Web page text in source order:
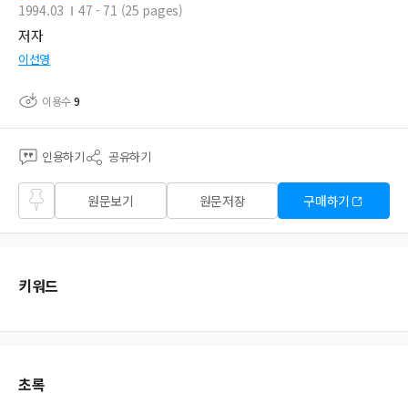
1994.03
47 - 71 (25 pages)
저자
이선영
이용수9
인용하기 공유하기
즐겨
찾기
원문보기 원문저장 구매하기
키워드
초록